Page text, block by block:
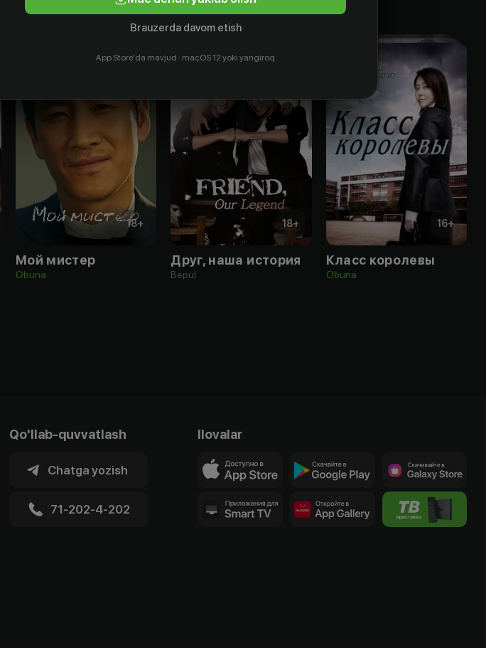
18+
Мой мистер
Obuna
18+
Друг, наша история
Bepul
16+
Класс королевы
Obuna
Qo'llab-quvvatlash
Chatga yozish
71-202-4-202
Ilovalar
Brauzerda davom etish
App Store'da mavjud · macOS 12 yoki yangiroq